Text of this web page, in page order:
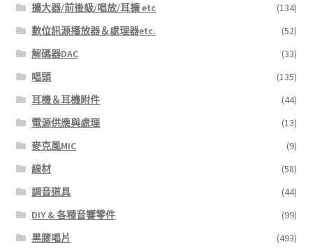
擴大器/前後級/唱放/耳擴 etc
(134)
數位訊源播放器＆處理器etc.
(52)
解碼器DAC
(33)
唱頭
(135)
耳機＆耳機附件
(44)
電源供應與處理
(13)
麥克風MIC
(9)
線材
(58)
調音道具
(44)
DIY & 各種音響零件
(99)
黑膠唱片
(493)